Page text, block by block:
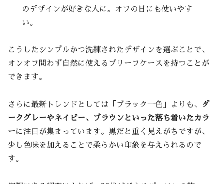
季節ごとの注意点
実際に役立つアイテム例
よくあるNG習慣
実際にあったトラブル例と防止策
のデザインが好きな人に。オフの日にも使いやす
い。
こうしたシンプルかつ洗練されたデザインを選ぶことで、
オンオフ問わず自然に使えるブリーフケースを持つことが
できます。
さらに最新トレンドとしては「ブラック一色」よりも、
ダ
ークグレーやネイビー、ブラウンといった落ち着いたカラ
ーに注目が集まっています。黒だと重く見えがちですが、
少し色味を加えることで柔らかい印象を与えられるので
す。